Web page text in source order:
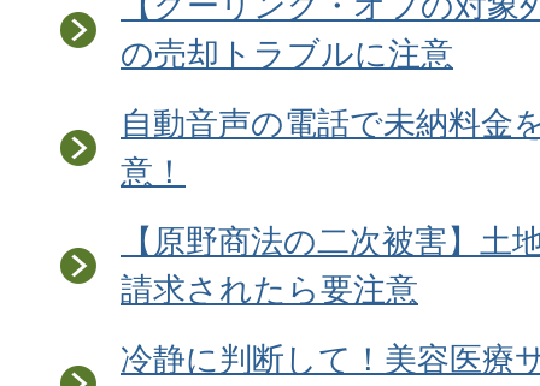
の売却トラブルに注意
自動音声の電話で未納料金
意！
【原野商法の二次被害】土
請求されたら要注意
冷静に判断して！美容医療